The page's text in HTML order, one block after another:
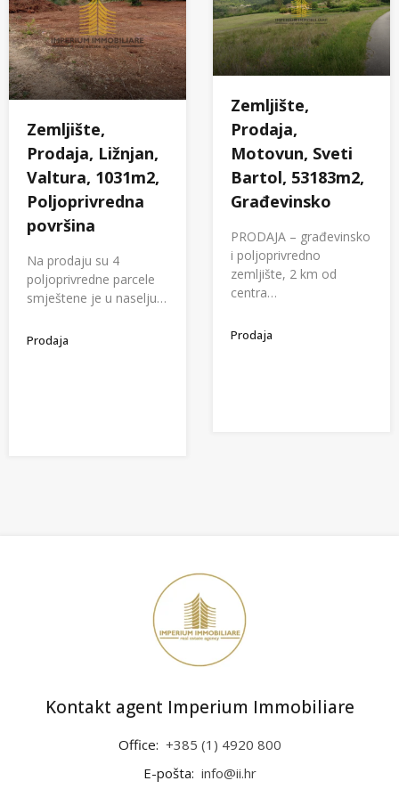
Zemljište,
Prodaja, Ližnjan,
Valtura, 1031m2,
Poljoprivredna
površina
Na prodaju su 4
poljoprivredne parcele
smještene je u naselju…
Prodaja
Zemljište,
Prodaja,
Motovun, Sveti
Bartol, 53183m2,
Građevinsko
PRODAJA – građevinsko
i poljoprivredno
zemljište, 2 km od
centra…
Prodaja
Kontakt agent Imperium Immobiliare
Office: +385 (1) 4920 800
E-pošta: info@ii.hr